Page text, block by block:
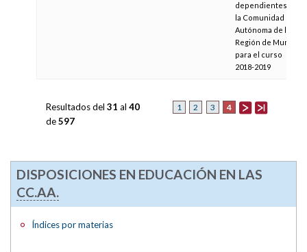
dependientes de
la Comunidad
Autónoma de la
Región de Murcia,
para el curso
2018-2019
1 2 3 4
Resultados del 31 al 40
de597
DISPOSICIONES EN EDUCACIÓN EN LAS
CC.AA.
Índices por materias